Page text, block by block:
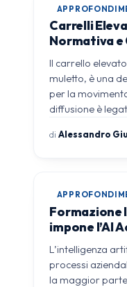
Carrelli
Normativa e
Il carrello
muletto, è una
per la
diffusione è
diAlessandro
Formazione
impone l’AI
L’intelligenza
processi
la maggior